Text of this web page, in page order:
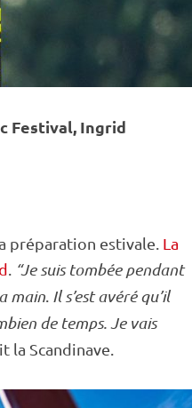
Festival, Ingrid
préparation estivale. La
“Je suis tombée pendant
main Il s’est avéré qu’il
de temps. Je vais
la Scandinave.